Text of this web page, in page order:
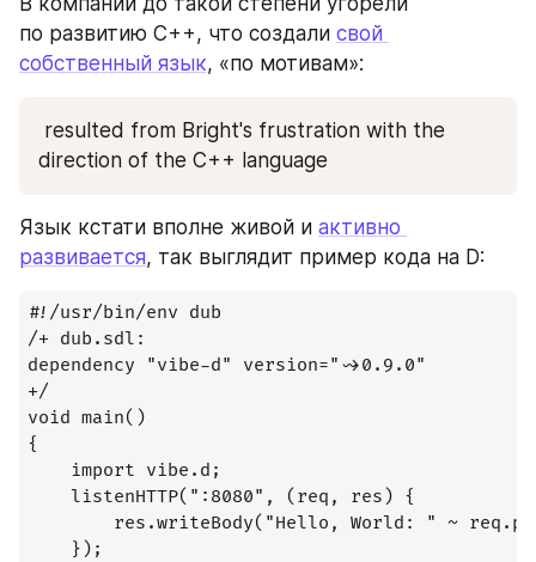
по развитию С++, что создали свой
собственный язык, «по мотивам»:
direction of the C++ language
Язык кстати вполне живой и активно
развивается, так выглядит пример кода на D:
#!/usr/bin/env dub
/+ dub.sdl:
dependency "vibe-d" version="~>0.9.0"
+/
void main()
{
    import vibe.d;
    listenHTTP(":8080", (req, res) {
res.writeBody("Hello, World: " ~
    });